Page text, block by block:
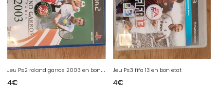
J
eu Ps2 roland garros 2003 en bon etat
4€
Jeu Ps3 fifa 13 en bon etat
4€